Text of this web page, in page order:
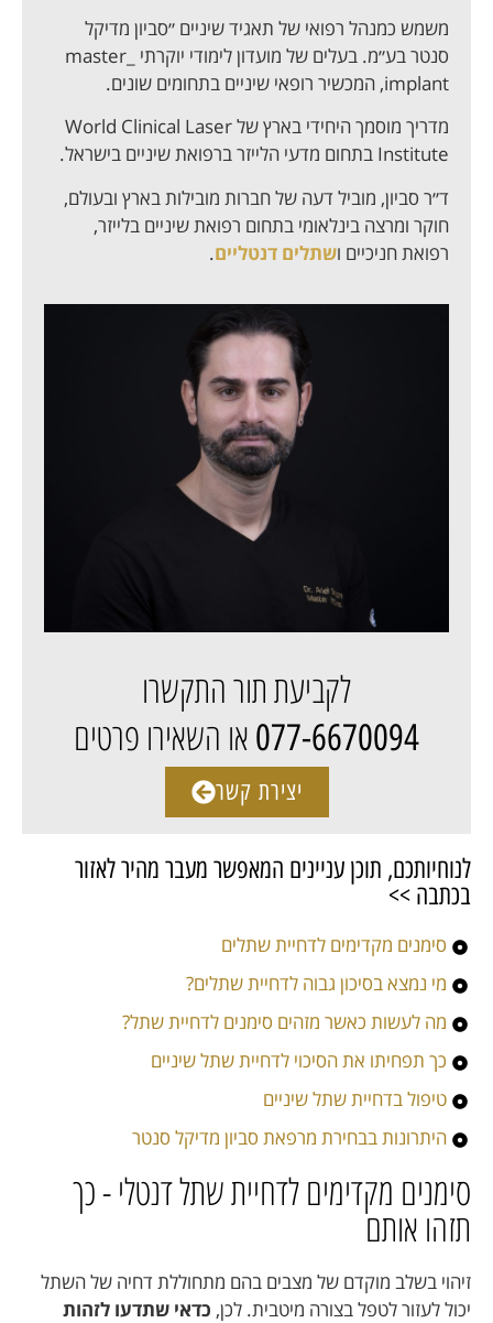
משמש כמנהל רפואי של תאגיד שיניים ״סביון מדיקל
סנטר בע״מ. בעלים של מועדון לימודי יוקרתי master_
implant, המכשיר רופאי שיניים בתחומים שונים.
מדריך מוסמך היחידי בארץ של World Clinical Laser
Institute בתחום מדעי הלייזר ברפואת שיניים בישראל.
ד״ר סביון, מוביל דעה של חברות מובילות בארץ ובעולם,
חוקר ומרצה בינלאומי בתחום רפואת שיניים בלייזר,
רפואת חניכיים ושתלים דנטליים.
לקביעת תור התקשרו
077-6670094 או השאירו פרטים
יצירת קשר
לנוחיותכם, תוכן עניינים המאפשר מעבר מהיר לאזור
בכתבה >>
סימנים מקדימים לדחיית שתלים
מי נמצא בסיכון גבוה לדחיית שתלים?
מה לעשות כאשר מזהים סימנים לדחיית שתל?
כך תפחיתו את הסיכוי לדחיית שתל שיניים
טיפול בדחיית שתל שיניים
היתרונות בבחירת מרפאת סביון מדיקל סנטר
סימנים מקדימים לדחיית שתל דנטלי - כך
תזהו אותם
זיהוי בשלב מוקדם של מצבים בהם מתחוללת דחיה של השתל
יכול לעזור לטפל בצורה מיטבית. לכן, כדאי שתדעו לזהות